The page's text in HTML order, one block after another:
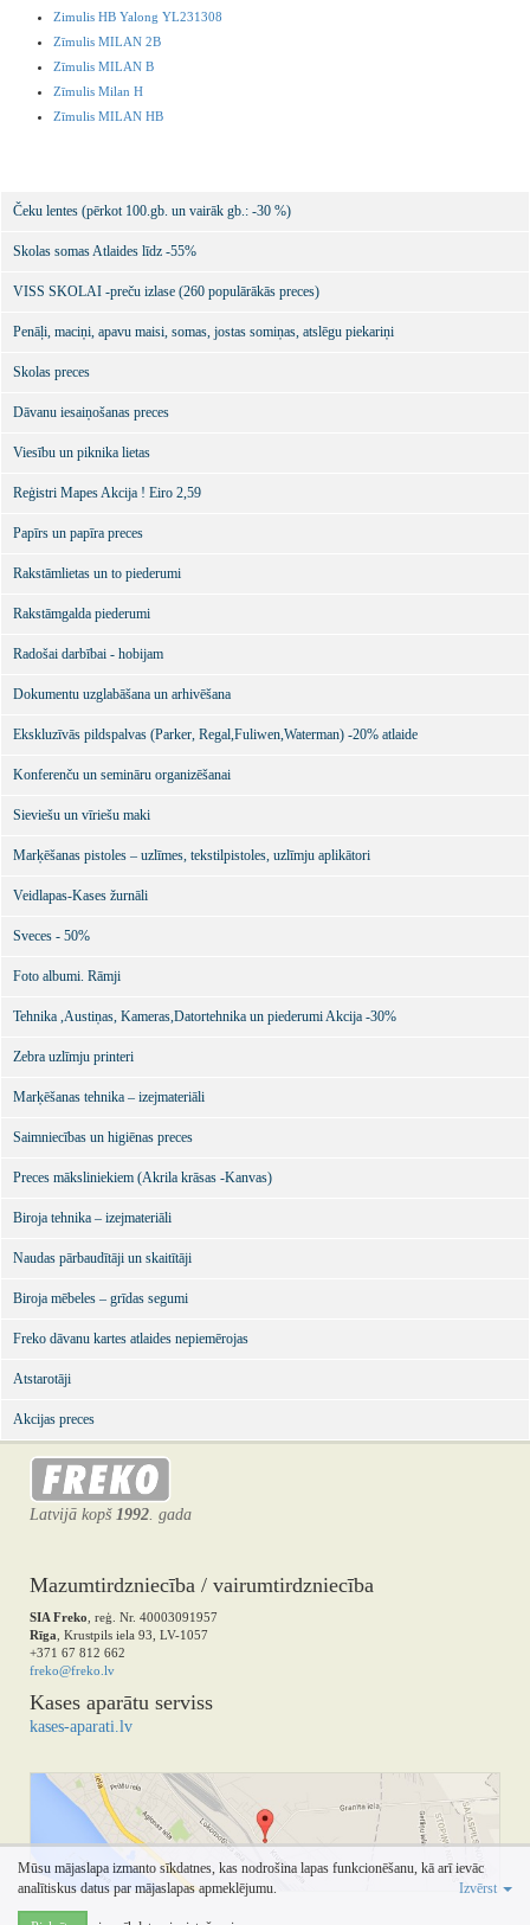
Mūsu mājaslapa izmanto sīkdatnes, kas nodrošina lapas funkcionēšanu, kā arī ievāc
analītiskus datus par mājaslapas apmeklējumu.
Izvērst
Zimulis HB Yalong YL231308
Zīmulis MILAN 2B
Zīmulis MILAN B
Zīmulis Milan H
Zīmulis MILAN HB
Čeku lentes (pērkot 100.gb. un vairāk gb.: -30 %)
Skolas somas Atlaides līdz -55%
VISS SKOLAI -preču izlase (260 populārākās preces)
Penāļi, maciņi, apavu maisi, somas, jostas somiņas, atslēgu piekariņi
Skolas preces
Dāvanu iesaiņošanas preces
Viesību un piknika lietas
Reģistri Mapes Akcija ! Eiro 2,59
Papīrs un papīra preces
Rakstāmlietas un to piederumi
Rakstāmgalda piederumi
Radošai darbībai - hobijam
Dokumentu uzglabāšana un arhivēšana
Ekskluzīvās pildspalvas (Parker, Regal,Fuliwen,Waterman) -20% atlaide
Konferenču un semināru organizēšanai
Sieviešu un vīriešu maki
Marķēšanas pistoles – uzlīmes, tekstilpistoles, uzlīmju aplikātori
Veidlapas-Kases žurnāli
Sveces - 50%
Foto albumi. Rāmji
Tehnika ,Austiņas, Kameras,Datortehnika un piederumi Akcija -30%
Zebra uzlīmju printeri
Marķēšanas tehnika – izejmateriāli
Saimniecības un higiēnas preces
Preces māksliniekiem (Akrila krāsas -Kanvas)
Biroja tehnika – izejmateriāli
Naudas pārbaudītāji un skaitītāji
Biroja mēbeles – grīdas segumi
Freko dāvanu kartes atlaides nepiemērojas
Atstarotāji
Akcijas preces
Latvijā kopš 1992 . gada
Mazumtirdzniecība / vairumtirdzniecība
SIA Freko , reģ. Nr. 40003091957
Rīga , Krustpils iela 93, LV-1057
+371 67 812 662
freko@freko.lv
Kases aparātu serviss
kases-aparati.lv